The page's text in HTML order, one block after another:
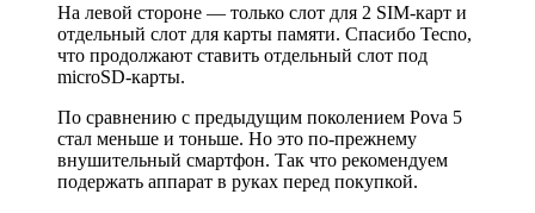
На левой стороне — только слот для 2 SIM-карт и
отдельный слот для карты памяти. Спасибо Tecno,
что продолжают ставить отдельный слот под
microSD-карты.
По сравнению с предыдущим поколением Pova 5
стал меньше и тоньше. Но это по-прежнему
внушительный смартфон. Так что рекомендуем
подержать аппарат в руках перед покупкой.